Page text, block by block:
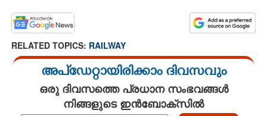
RELATED TOPICS: RAILWAY
അപ്ഡേറ്റായിരിക്കാം ദിവസവും
ഒരു ദിവസത്തെ പ്രധാന സംഭവങ്ങൾ
നിങ്ങളുടെ ഇൻബോക്സിൽ